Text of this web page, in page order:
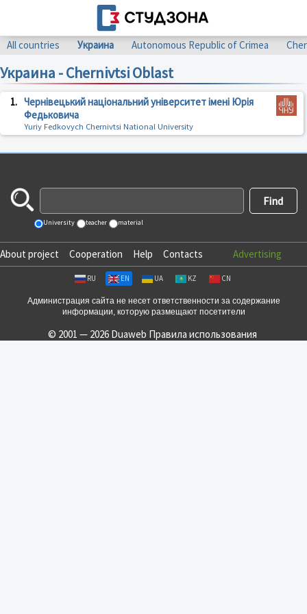
All countries Украина Autonomous Republic of Crimea
Украина - Chernivtsi Oblast
1. Чернівецький національний університет імені Юрія
Федьковича
Yuriy Fedkovych Chernivtsi National University
University teacher material
About project Cooperation Help Contacts Advertising
RU EN UA KZ CN
Администрация сайта не несет ответственности за содержание
информации, которую размещают посетители
© 2001 — 2026 Duaweb Правила использования